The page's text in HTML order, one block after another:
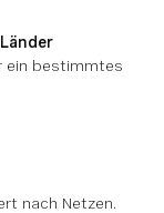
Länder
ein bestimmtes
nach Netzen.